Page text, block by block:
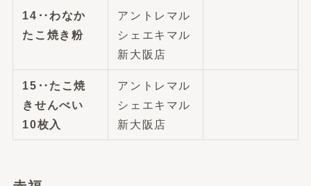
14‥わなか
たこ焼き粉
アントレマル
シェエキマル
新大阪店
15‥ たこ焼
きせんべい
10枚入
アントレマル
シェエキマル
新大阪店